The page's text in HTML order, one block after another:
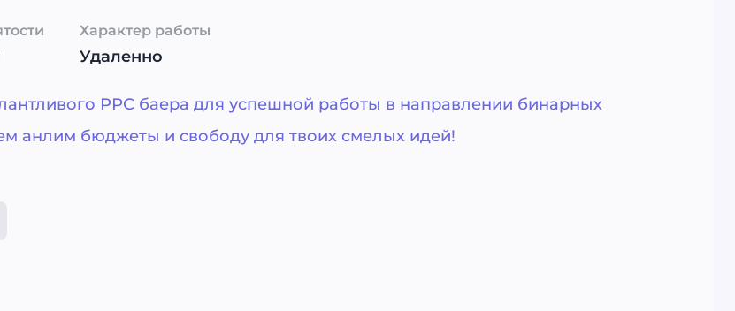
Характер работы
Удаленно
РРС баера для успешной работы в направлении бинарных
анлим бюджеты и свободу для твоих смелых идей!